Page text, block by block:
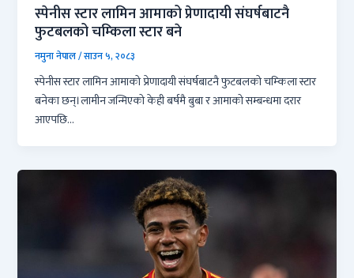
स्पेनीस स्टार लामिन आमाको प्रेणादायी संघर्षबाटनै
फुटबलको चम्किला स्टार बने
नमुना नेपाल/साउन ५, २०८३
स्पेनीस स्टार लामिन आमाको प्रेणादायी संघर्षबाटनै फुटबलको चम्किला स्टार
बनेका छन्।लामीन जन्मिएको केही बर्षमै बुबा र आमाको सम्बन्धमा दरार
आएपछि…